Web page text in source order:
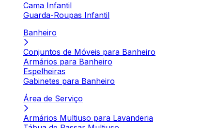
Cama Infantil
Guarda-Roupas Infantil
Banheiro
Conjuntos de Móveis para Banheiro
Armários para Banheiro
Espelheiras
Gabinetes para Banheiro
Área de Serviço
Armários Multiuso para Lavanderia